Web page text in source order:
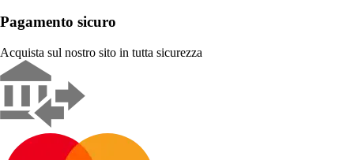
Pagamento sicuro
Acquista sul nostro sito in tutta sicurezza